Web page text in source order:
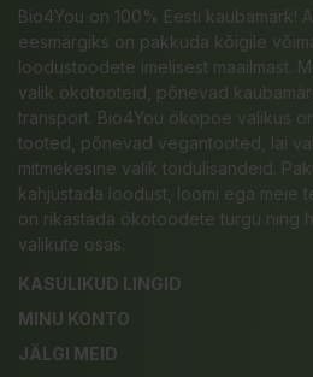
Bio4You on 100% Eesti kaubamärk!
eesmärgiks on pakkuda kõigile
loodustoodete imelisest maailmast.
valik ökotooteid, põnevad
transport. Bio4You ökopoe valikus
tooted, põnevad vegantooted, lai
mitmekesine valik toidulisandeid.
kahjustada loodust, loomi ega meie
on rikastada ökotoodete turgu ning
valikute osas.
KASULIKUD LINGID
MINU KONTO
JÄLGI MEID